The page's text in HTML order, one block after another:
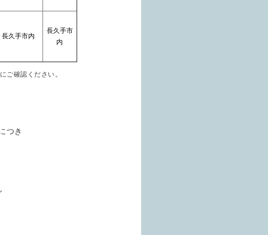
長久手市内
長久手市
内
ご確認ください。
つき